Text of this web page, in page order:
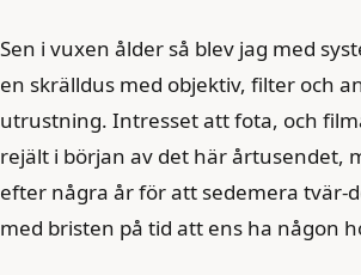
Sen i vuxen ålder så blev jag med
en skrälldus med objektiv, filter och
utrustning. Intresset att fota, och
rejält i början av det här årtusendet,
efter några år för att sedemera tvär-
med bristen på tid att ens ha någon